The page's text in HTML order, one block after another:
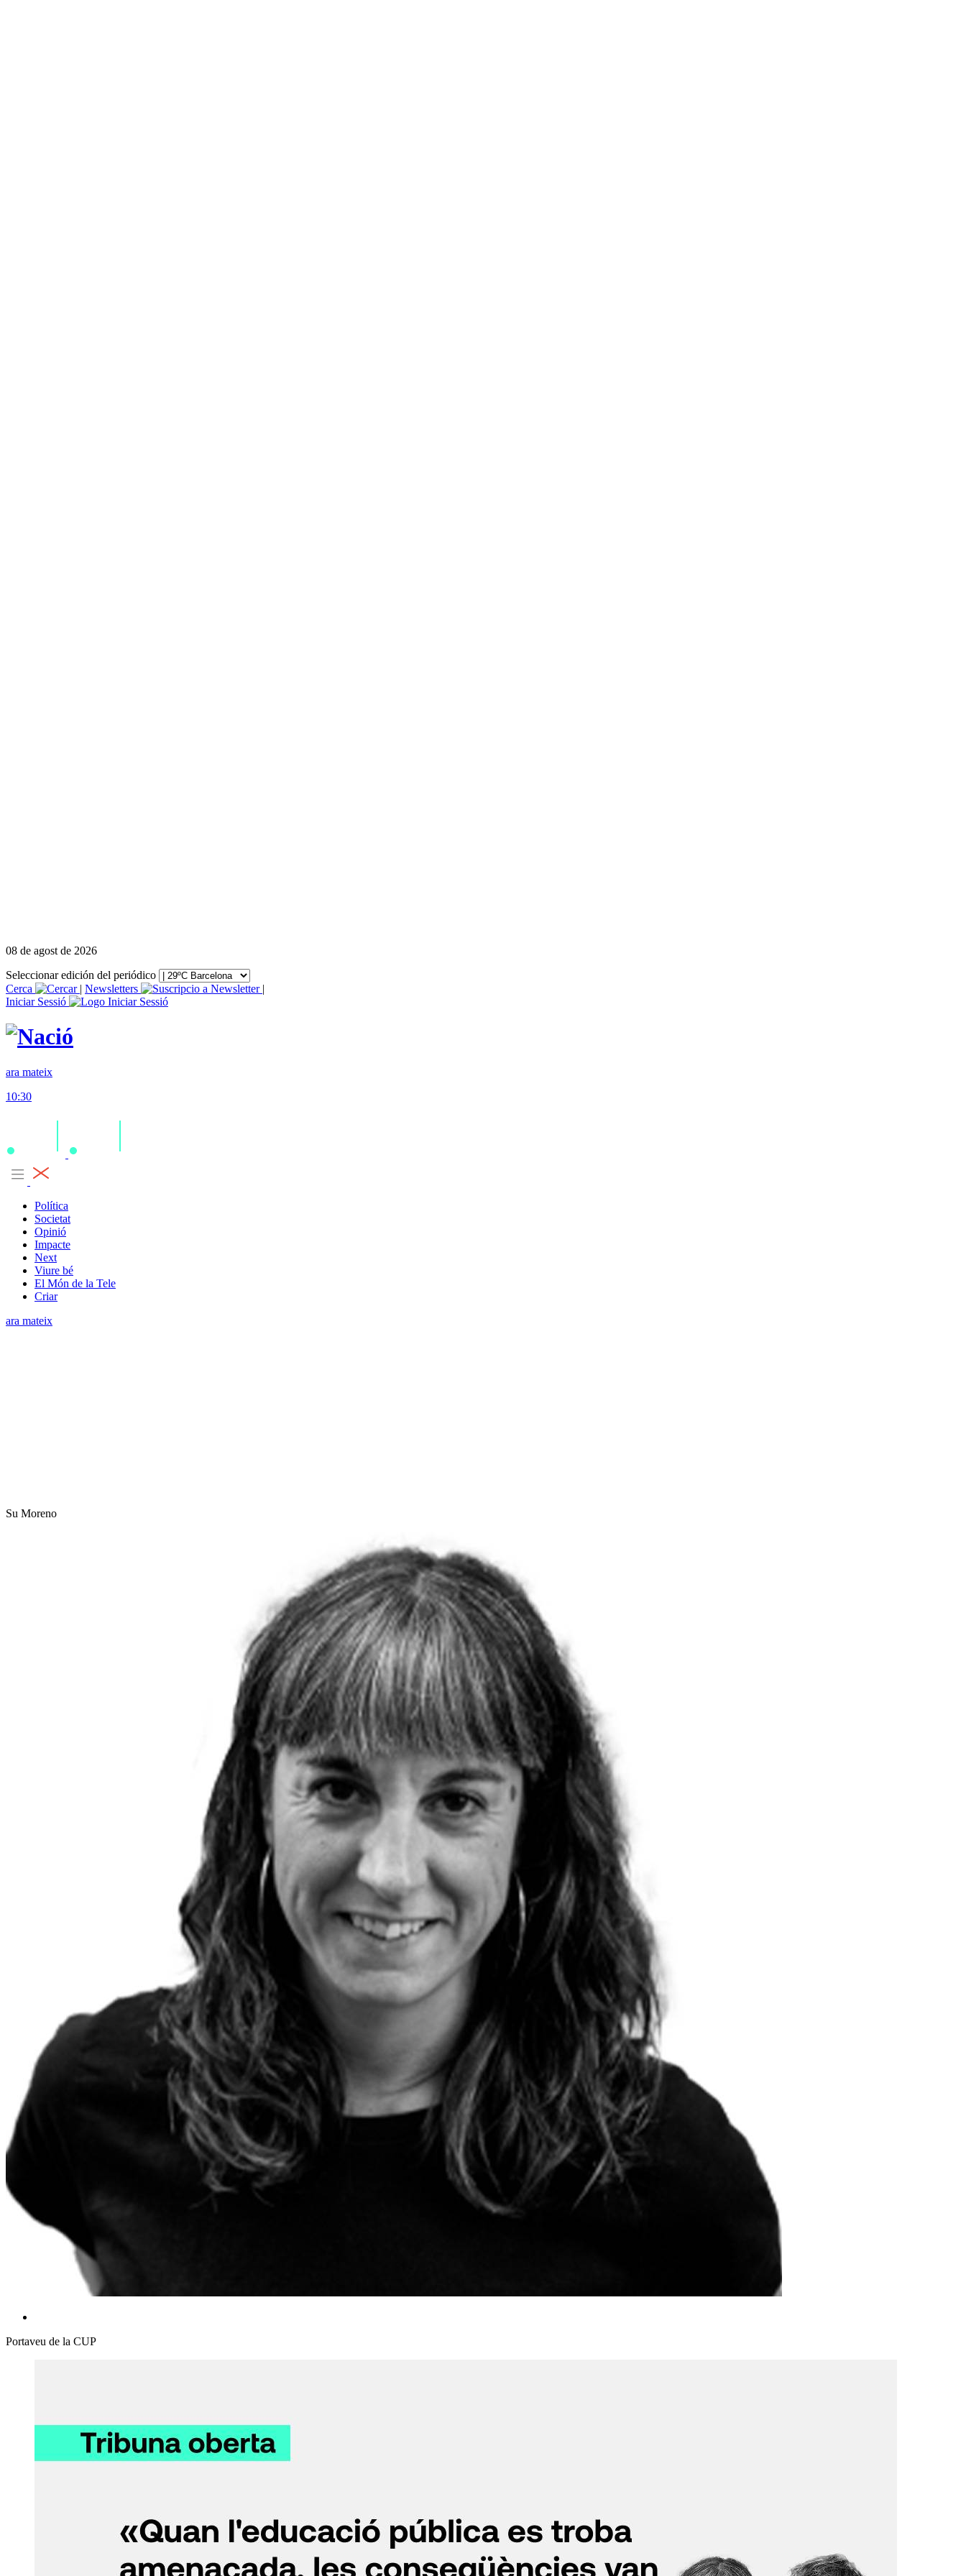
08 de agost de 2026
Seleccionar edición del periódico
Cerca
| Newsletters
|
Iniciar Sessió
ara mateix
10:30
Política
Societat
Opinió
Impacte
Next
Viure bé
El Món de la Tele
Criar
ara mateix
Su Moreno
Portaveu de la CUP